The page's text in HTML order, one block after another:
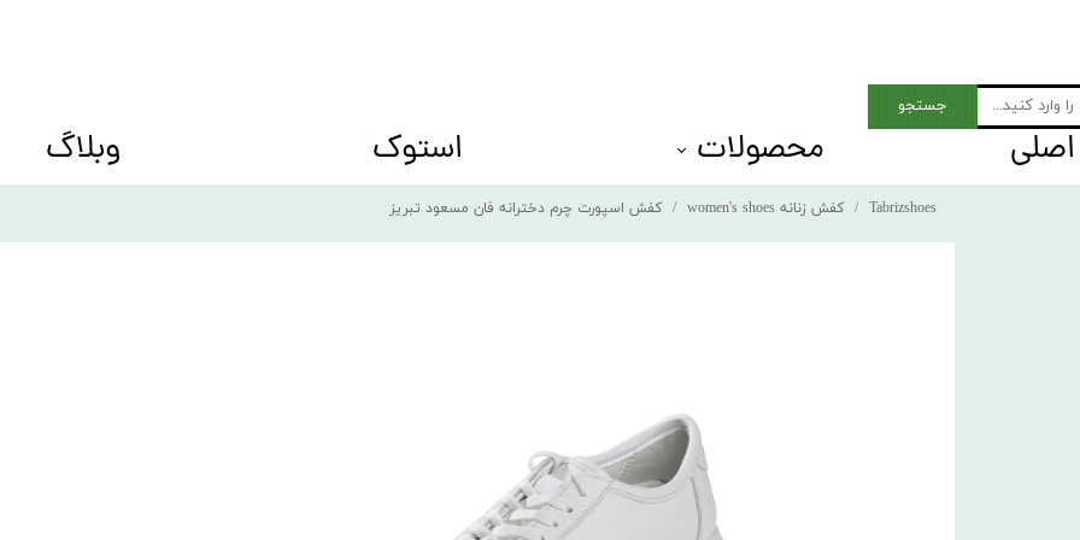
محصولات استوک وبلاگ
جستجو
Tabrizshoes کفش زنانه women's shoes کفش اسپورت چرم دخترانه فان مسعود تبریز